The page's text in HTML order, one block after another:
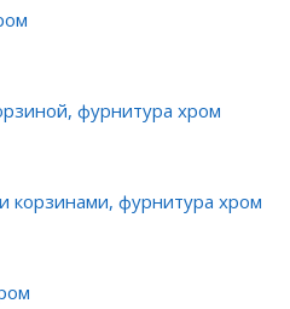
фурнитура хром
корзинами, фурнитура хром